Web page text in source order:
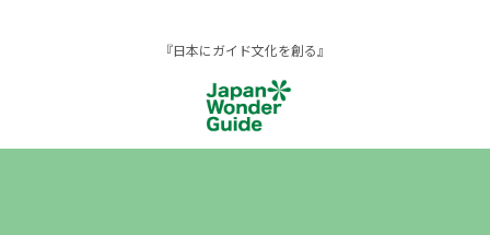
『日本にガイド文化を創る』